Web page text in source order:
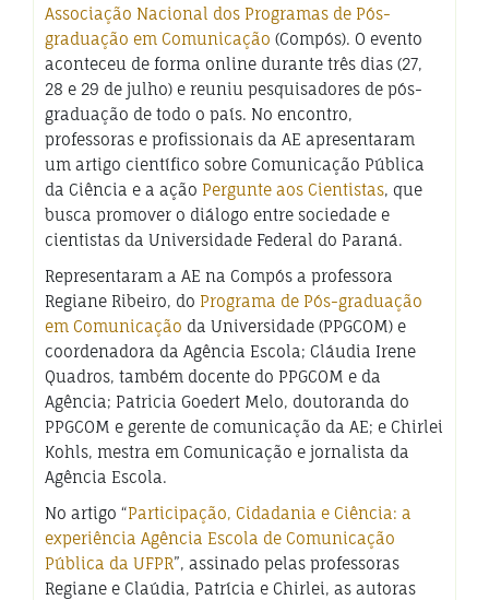
Associação Nacional dos Programas de Pós-
graduação em Comunicação (Compós). O evento
aconteceu de forma online durante três dias (27,
28 e 29 de julho) e reuniu pesquisadores de pós-
graduação de todo o país. No encontro,
professoras e profissionais da AE apresentaram
um artigo científico sobre Comunicação Pública
da Ciência e a ação Pergunte aos Cientistas, que
busca promover o diálogo entre sociedade e
cientistas da Universidade Federal do Paraná.
Representaram a AE na Compós a professora
Regiane Ribeiro, do Programa de Pós-graduação
em Comunicação da Universidade (PPGCOM) e
coordenadora da Agência Escola; Cláudia Irene
Quadros, também docente do PPGCOM e da
Agência; Patricia Goedert Melo, doutoranda do
PPGCOM e gerente de comunicação da AE; e Chirlei
Kohls, mestra em Comunicação e jornalista da
Agência Escola.
No artigo “Participação, Cidadania e Ciência: a
experiência Agência Escola de Comunicação
Pública da UFPR”, assinado pelas professoras
Regiane e Claúdia, Patrícia e Chirlei, as autoras